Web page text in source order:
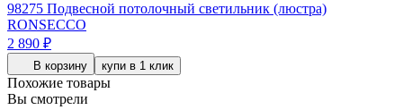
98275 Подвесной потолочный светильник (люстра)
RONSECCO
2 890 ₽
В корзину купи в 1 клик
Похожие товары
Вы смотрели